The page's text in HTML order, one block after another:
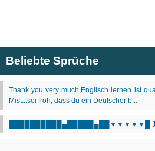
Beliebte Sprüche